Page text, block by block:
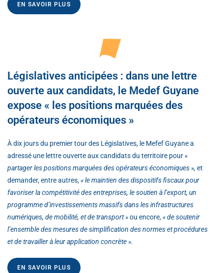
EN SAVOIR PLUS
Législatives anticipées : dans une lettre
ouverte aux candidats, le Medef Guyane
expose « les positions marquées des
opérateurs économiques »
À dix jours du premier tour des Législatives, le Mefef Guyane a
adressé une lettre ouverte aux candidats du territoire pour«
partager les positions marquées des opérateurs économiques », et
demander, entre autres,« le maintien des dispositifs fiscaux pour
favoriser la compétitivité des entreprises, le soutien à l’export, un
programme d’investissements massifs dans les infrastructures
numériques, de mobilité, et de transport »ou encore,« de soutenir
l’ensemble des mesures de simplification des normes et procédures
et de travailler à leur application concrète ».
EN SAVOIR PLUS